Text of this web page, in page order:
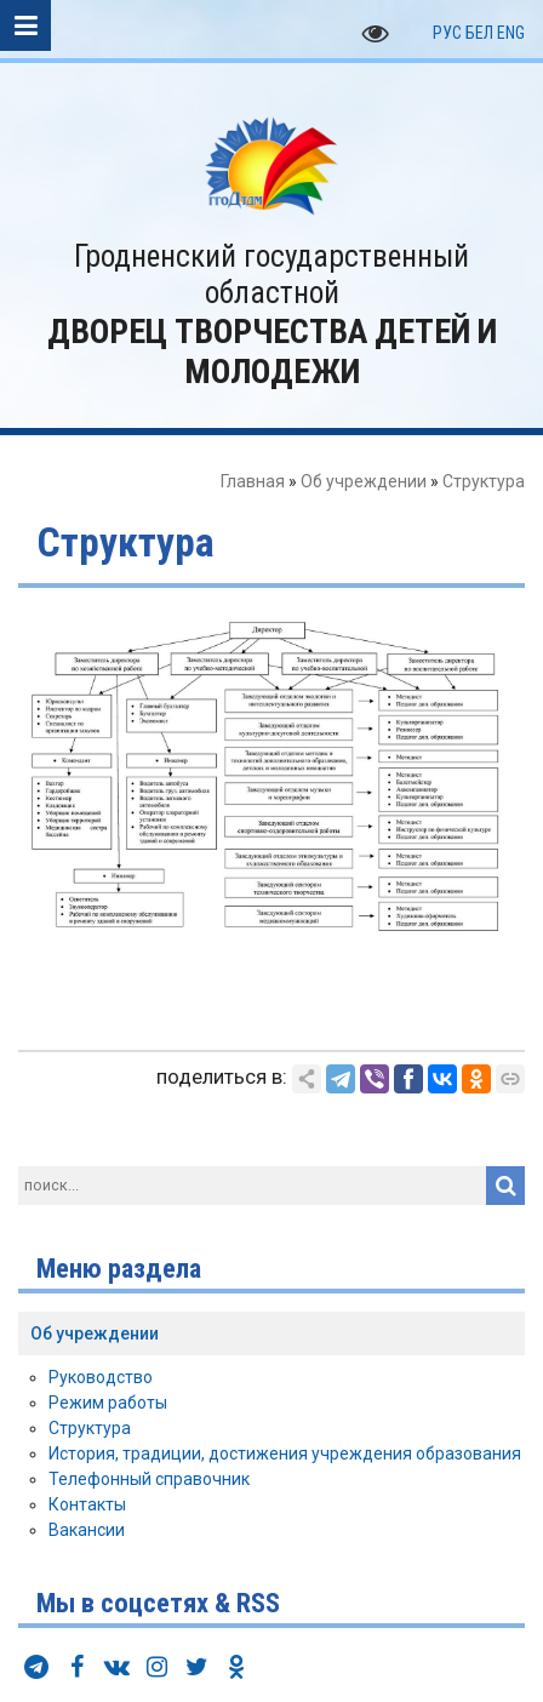
РУС БЕЛ ENG
Гродненский государственный
областной
ДВОРЕЦ ТВОРЧЕСТВА ДЕТЕЙ И
МОЛОДЕЖИ
Главная » Об учреждении » Структура
Структура
поделиться в:
Меню раздела
Об учреждении
Руководство
Режим работы
Структура
История, традиции, достижения учреждения образования
Телефонный справочник
Контакты
Вакансии
Мы в соцсетях & RSS